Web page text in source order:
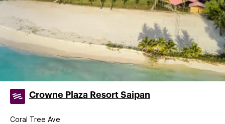
Crowne Plaza Resort Saipan
Coral Tree Ave